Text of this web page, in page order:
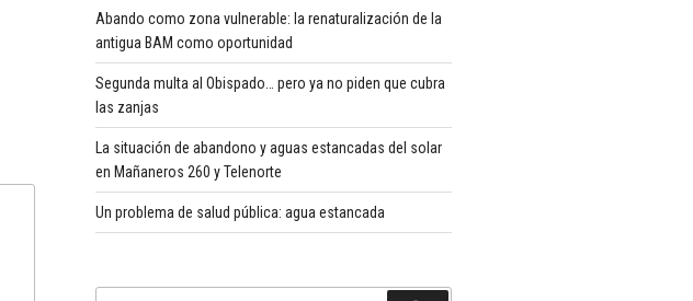
Abando como zona vulnerable: la renaturalización de la
antigua BAM como oportunidad
Segunda multa al Obispado… pero ya no piden que cubra
las zanjas
La situación de abandono y aguas estancadas del solar
en Mañaneros 260 y Telenorte
Un problema de salud pública: agua estancada